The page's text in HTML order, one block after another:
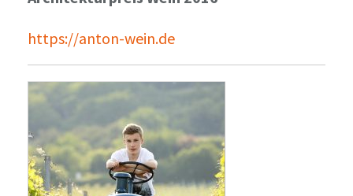
https://anton-wein.de